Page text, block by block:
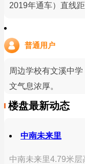
2019年通车）直线
普通用户
周边学校有文溪中
文气息浓厚。
楼盘最新动态
中南未来里
中南未来里4.79米